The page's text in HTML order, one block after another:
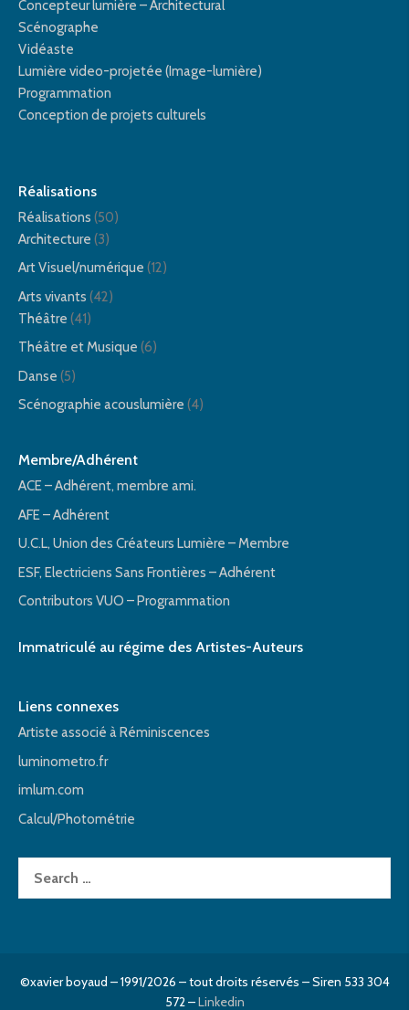
Concepteur lumière – Architectural
Scénographe
Vidéaste
Lumière video-projetée (Image-lumière)
Programmation
Conception de projets culturels
Réalisations
Réalisations (50)
Architecture (3)
Art Visuel/numérique (12)
Arts vivants (42)
Théâtre (41)
Théâtre et Musique (6)
Danse (5)
Scénographie acouslumière (4)
Membre/Adhérent
ACE – Adhérent, membre ami.
AFE – Adhérent
U.C.L, Union des Créateurs Lumière – Membre
ESF, Electriciens Sans Frontières – Adhérent
Contributors VUO – Programmation
Immatriculé au régime des Artistes-Auteurs
Liens connexes
Artiste associé à Réminiscences
luminometro.fr
imlum.com
Calcul/Photométrie
©xavier boyaud – 1991/2026 – tout droits réservés – Siren 533 304
572 –Linkedin